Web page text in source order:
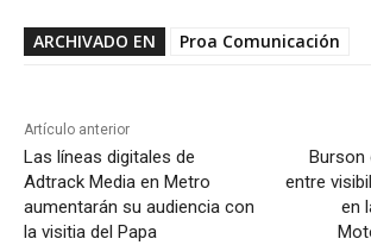
ARCHIVADO EN Proa Comunicación
Artículo anterior
Las líneas digitales de
Adtrack Media en Metro
aumentarán su audiencia con
la visitia del Papa
Burson
entre
en